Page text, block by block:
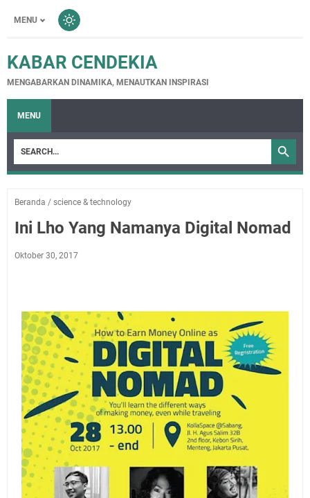
MENU
KABAR CENDEKIA
MENGABARKAN DINAMIKA, MENAUTKAN INSPIRASI
MENU
Beranda / science & technology
Ini Lho Yang Namanya Digital Nomad
Oktober 30, 2017